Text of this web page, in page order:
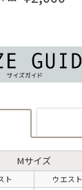
Mサイズ
ト ウエスト